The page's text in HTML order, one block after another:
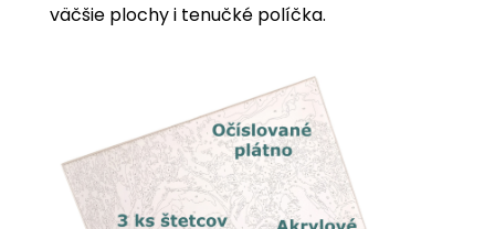
väčšie plochy i tenučké políčka.